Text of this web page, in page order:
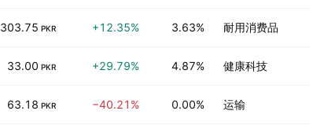
303.75 PKR +12.35% 3.63% 耐用消费品
33.00 PKR +29.79% 4.87% 健康科技
63.18 PKR −40.21% 0.00% 运输